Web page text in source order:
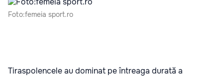
Foto:femeia sport.ro
Tiraspolencele au dominat pe întreaga durată a